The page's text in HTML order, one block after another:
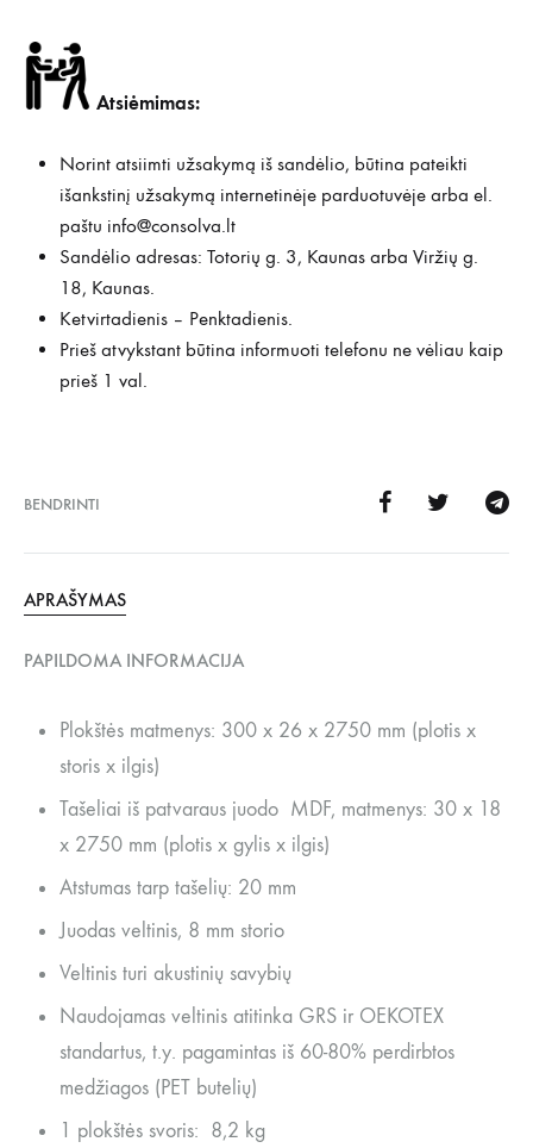
Atsiėmimas:
Norint atsiimti užsakymą iš sandėlio, būtina pateikti
išankstinį užsakymą internetinėje parduotuvėje arba el.
paštu info@consolva.lt
Sandėlio adresas: Totorių g. 3, Kaunas arba Viržių g.
18, Kaunas.
Ketvirtadienis – Penktadienis.
Prieš atvykstant būtina informuoti telefonu ne vėliau kaip
prieš 1 val.
BENDRINTI
APRAŠYMAS
PAPILDOMA INFORMACIJA
Plokštės matmenys: 300 x 26 x 2750 mm (plotis x
storis x ilgis)
Tašeliai iš patvaraus juodo MDF, matmenys: 30 x 18
x 2750 mm (plotis x gylis x ilgis)
Atstumas tarp tašelių: 20 mm
Juodas veltinis, 8 mm storio
Veltinis turi akustinių savybių
Naudojamas veltinis atitinka GRS ir OEKOTEX
standartus, t.y. pagamintas iš 60-80% perdirbtos
medžiagos (PET butelių)
1 plokštės svoris: 8,2 kg